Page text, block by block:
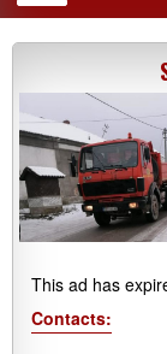
This ad has
Contacts: